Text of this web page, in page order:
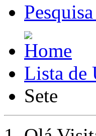
Lista de
Sete